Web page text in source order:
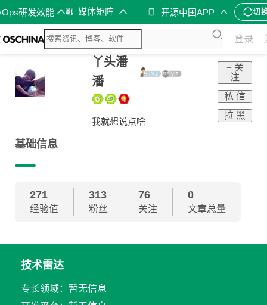
研发效能 媒体矩阵 开源中国APP 切
登录
丫头潘
潘
我就想说点啥
+ 关
注
私 信
拉 黑
基础信息
271
经验值
313
粉丝
76
关注
0
文章总量
技术雷达
专长领域：暂无信息